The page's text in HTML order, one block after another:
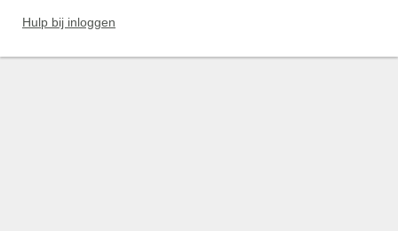
Hulp bij inloggen